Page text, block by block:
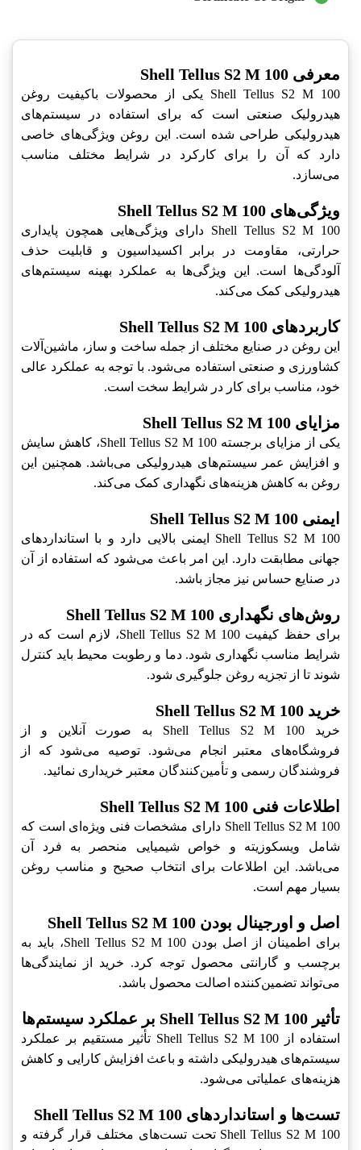
معرفی Shell Tellus S2 M 100
Shell Tellus S2 M 100‎ یکی از محصولات باکیفیت روغن
هیدرولیک صنعتی است که برای استفاده در سیستم‌های
هیدرولیکی طراحی شده است. این روغن ویژگی‌های خاصی
دارد که آن را برای کارکرد در شرایط مختلف مناسب
می‌سازد.
ویژگی‌های Shell Tellus S2 M 100
Shell Tellus S2 M 100‎ دارای ویژگی‌هایی همچون پایداری
حرارتی، مقاومت در برابر اکسیداسیون و قابلیت حذف
آلودگی‌ها است. این ویژگی‌ها به عملکرد بهینه سیستم‌های
هیدرولیکی کمک می‌کند.
کاربردهای Shell Tellus S2 M 100
این روغن در صنایع مختلف از جمله ساخت و ساز، ماشین‌آلات
کشاورزی و صنعتی استفاده می‌شود. با توجه به عملکرد عالی
خود، مناسب برای کار در شرایط سخت است.
مزایای Shell Tellus S2 M 100
یکی از مزایای برجسته Shell Tellus S2 M 100‎، کاهش سایش
و افزایش عمر سیستم‌های هیدرولیکی می‌باشد. همچنین این
روغن به کاهش هزینه‌های نگهداری کمک می‌کند.
ایمنی Shell Tellus S2 M 100
Shell Tellus S2 M 100‎ ایمنی بالایی دارد و با استانداردهای
جهانی مطابقت دارد. این امر باعث می‌شود که استفاده از آن
در صنایع حساس نیز مجاز باشد.
روش‌های نگهداری Shell Tellus S2 M 100
برای حفظ کیفیت Shell Tellus S2 M 100‎، لازم است که در
شرایط مناسب نگهداری شود. دما و رطوبت محیط باید کنترل
شوند تا از تجزیه روغن جلوگیری شود.
خرید Shell Tellus S2 M 100
خرید Shell Tellus S2 M 100‎ به صورت آنلاین و از
فروشگاه‌های معتبر انجام می‌شود. توصیه می‌شود که از
فروشندگان رسمی و تأمین‌کنندگان معتبر خریداری نمائید.
اطلاعات فنی Shell Tellus S2 M 100
Shell Tellus S2 M 100‎ دارای مشخصات فنی ویژه‌ای است که
شامل ویسکوزیته و خواص شیمیایی منحصر به فرد آن
می‌باشد. این اطلاعات برای انتخاب صحیح و مناسب روغن
بسیار مهم است.
اصل و اورجینال بودن Shell Tellus S2 M 100
برای اطمینان از اصل بودن Shell Tellus S2 M 100‎، باید به
برچسب و گارانتی محصول توجه کرد. خرید از نمایندگی‌ها
می‌تواند تضمین‌کننده اصالت محصول باشد.
تأثیر Shell Tellus S2 M 100 بر عملکرد سیستم‌ها
استفاده از Shell Tellus S2 M 100‎ تأثیر مستقیم بر عملکرد
سیستم‌های هیدرولیکی داشته و باعث افزایش کارایی و کاهش
هزینه‌های عملیاتی می‌شود.
تست‌ها و استانداردهای Shell Tellus S2 M 100
Shell Tellus S2 M 100‎ تحت تست‌های مختلف قرار گرفته و